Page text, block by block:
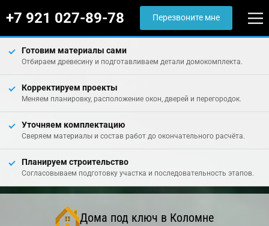
+7 921 027-89-78 Перезвоните мне
Готовим материалы сами
Отбираем древесину и подготавливаем детали домокомплекта.
Корректируем проекты
Меняем планировку, расположение окон, дверей и перегородок.
Уточняем комплектацию
Сверяем материалы и состав работ до окончательного расчёта.
Планируем строительство
Согласовываем подготовку участка и последовательность этапов.
Дома под ключ в Коломне